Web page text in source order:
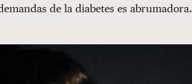
de la diabetes es abrumadora.